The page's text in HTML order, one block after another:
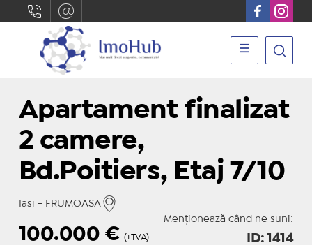
Apartament finalizat
2 camere,
Bd.Poitiers, Etaj 7/10
Iasi - FRUMOASA
Menționează când ne suni:
100.000 € (+TVA) ID: 1414